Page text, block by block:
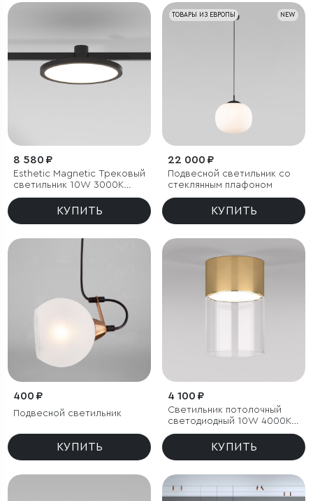
8 580 ₽
Esthetic Magnetic Трековый
светильник 10W 3000K
(чёрный)
КУПИТЬ
NEW
ТОВАРЫ ИЗ ЕВРОПЫ
22 000 ₽
Подвесной светильник со
стеклянным плафоном
КУПИТЬ
400 ₽
Подвесной светильник
КУПИТЬ
4 100 ₽
Светильник потолочный
светодиодный 10W 4000К
латунь/прозрачный
КУПИТЬ